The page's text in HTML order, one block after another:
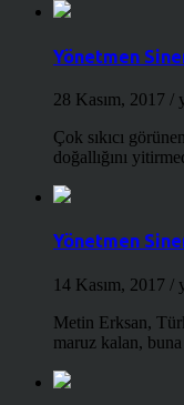
Yönetmen
28 Kasım, 2017 /
Çok sıkıcı
doğallığını
Yönetmen
14 Kasım, 2017 /
Metin Erksan,
maruz kalan,